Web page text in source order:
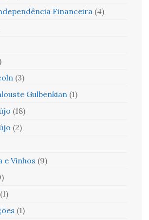
Financeira (4)
(3)
Gulbenkian (1)
(18)
(2)
e Vinhos (9)
(1)
(1)